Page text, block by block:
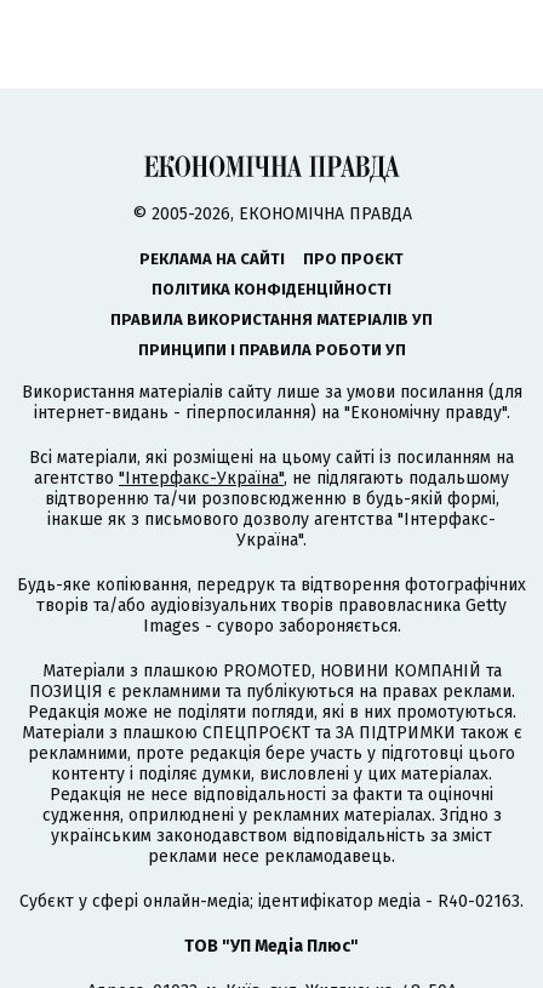
© 2005-2026, ЕКОНОМІЧНА ПРАВДА
РЕКЛАМА НА САЙТІ
ПРО ПРОЄКТ
ПОЛІТИКА КОНФІДЕНЦІЙНОСТІ
ПРАВИЛА ВИКОРИСТАННЯ МАТЕРІАЛІВ УП
ПРИНЦИПИ І ПРАВИЛА РОБОТИ УП
Використання матеріалів сайту лише за умови посилання (для
інтернет-видань - гіперпосилання) на "Економічну правду".
Всі матеріали, які розміщені на цьому сайті із посиланням на
агентство "Інтерфакс-Україна", не підлягають подальшому
відтворенню та/чи розповсюдженню в будь-якій формі,
інакше як з письмового дозволу агентства "Інтерфакс-
Україна".
Будь-яке копіювання, передрук та відтворення фотографічних
творів та/або аудіовізуальних творів правовласника Getty
Images - суворо забороняється.
Матеріали з плашкою PROMOTED, НОВИНИ КОМПАНІЙ та
ПОЗИЦІЯ є рекламними та публікуються на правах реклами.
Редакція може не поділяти погляди, які в них промотуються.
Матеріали з плашкою СПЕЦПРОЄКТ та ЗА ПІДТРИМКИ також є
рекламними, проте редакція бере участь у підготовці цього
контенту і поділяє думки, висловлені у цих матеріалах.
Редакція не несе відповідальності за факти та оціночні
судження, оприлюднені у рекламних матеріалах. Згідно з
українським законодавством відповідальність за зміст
реклами несе рекламодавець.
Cубєкт у сфері онлайн-медіа; ідентифікатор медіа - R40-02163.
ТОВ "УП Медіа Плюс"